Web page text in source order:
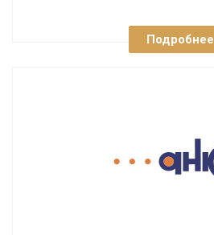
Подробнее